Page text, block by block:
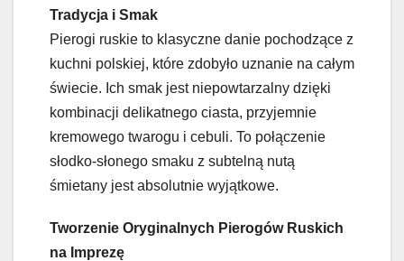
Tradycja i Smak
Pierogi ruskie to klasyczne danie pochodzące z
kuchni polskiej, które zdobyło uznanie na całym
świecie. Ich smak jest niepowtarzalny dzięki
kombinacji delikatnego ciasta, przyjemnie
kremowego twarogu i cebuli. To połączenie
słodko-słonego smaku z subtelną nutą
śmietany jest absolutnie wyjątkowe.
Tworzenie Oryginalnych Pierogów Ruskich
na Imprezę